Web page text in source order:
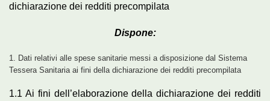
dichiarazione dei redditi precompilata
Dispone:
1. Dati relativi alle spese sanitarie messi a disposizione dal Sistema
Tessera Sanitaria ai fini della dichiarazione dei redditi precompilata
1.1 Ai fini dell’elaborazione della dichiarazione dei redditi